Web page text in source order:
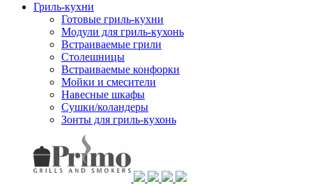
Гриль-кухни
Готовые гриль-кухни
Модули для гриль-кухонь
Встраиваемые грили
Столешницы
Встраиваемые конфорки
Мойки и смесители
Навесные шкафы
Сушки/коландеры
Зонты для гриль-кухонь